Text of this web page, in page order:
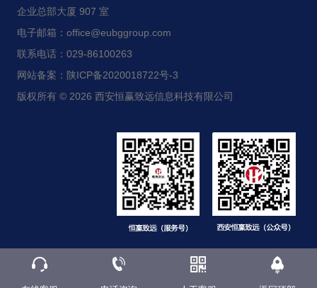
企业总部大厦 907 室
电子邮箱：office@eubggroup.com
联系电话：029-86100263
网站备案：陕ICP备2020018722号-3
版权所有 © 2026 西安恒赢致远信息科技有限公司